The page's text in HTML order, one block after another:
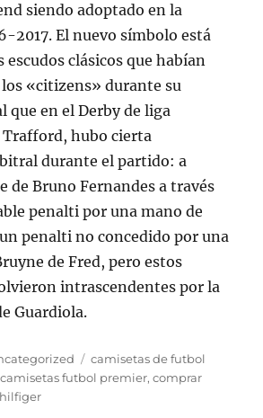
siendo adoptado en la
2017. El nuevo símbolo está
escudos clásicos que habían
«citizens» durante su
que en el Derby de liga
hubo cierta
durante el partido: a
de Bruno Fernandes a través
penalti por una mano de
penalti no concedido por una
de Fred, pero estos
intrascendentes por la
Guardiola.
Etiquetas
camisetas de futbol
camisetas futbol premier,comprar